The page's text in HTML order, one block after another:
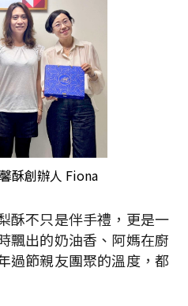
酥創辦人 Fiona
酥不只是伴手禮，更是一
飄出的奶油香、阿媽在廚
過節親友團聚的溫度，都